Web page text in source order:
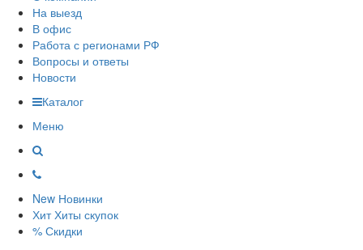
На выезд
В офис
Работа с регионами РФ
Вопросы и ответы
Новости
Каталог
Меню
New Новинки
Хит Хиты скупок
% Скидки